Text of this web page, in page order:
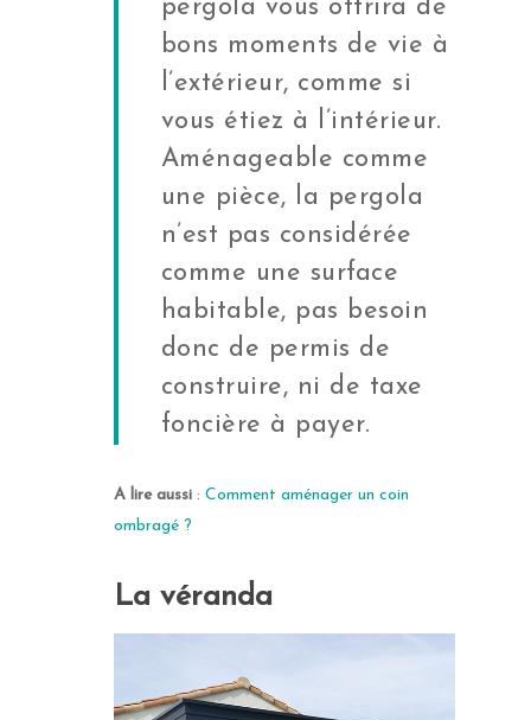
pergola vous offrira de
bons moments de vie à
l’extérieur, comme si
vous étiez à l’intérieur.
Aménageable comme
une pièce, la pergola
n’est pas considérée
comme une surface
habitable, pas besoin
donc de permis de
construire, ni de taxe
foncière à payer.
A lire aussi : Comment aménager un coin
ombragé ?
La véranda